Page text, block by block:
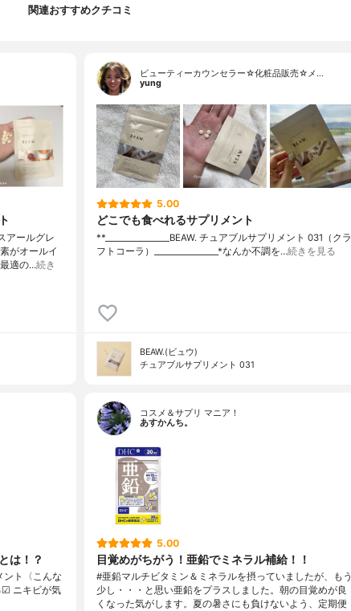
関連おすすめクチコミ
アールグレ
がオールイ
適の…続き
ビューティーカウンセラー☆化粧品販売☆メ…
yung
5.00
どこでも食べれるサプリメント
**⁡________________⁡BEAW. ⁡チュアブルサプリメント 031（クラ
フトコーラ）⁡________________⁡⁡⁡⁡⁡*なんか不調を…続きを見る
BEAW.(ビュウ)
チュアブルサプリメント 031
は！？
ント〈こんな
︎︎︎︎︎︎☑︎ ニキビが気
コスメ＆サプリ マニア！
あすかんち。
5.00
目覚めがちがう！亜鉛でミネラル補給！！
#亜鉛マルチビタミン＆ミネラルを摂っていましたが、もう
少し・・・と思い亜鉛をプラスしました。朝の目覚めが良
くなった気がします。夏の暑さにも負けないよう、定期便